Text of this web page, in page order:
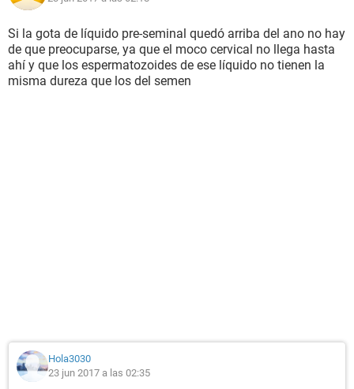
Si la gota de líquido pre-seminal quedó arriba del ano no hay
de que preocuparse, ya que el moco cervical no llega hasta
ahí y que los espermatozoides de ese líquido no tienen la
misma dureza que los del semen
Hola3030
23 jun 2017 a las 02:35